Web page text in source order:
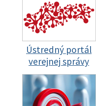
Ústredný portál
verejnej správy